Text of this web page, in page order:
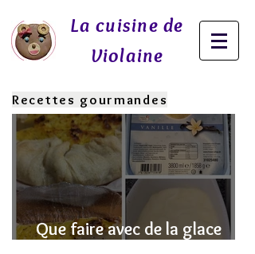
La cuisine de
Violaine
Recettes gourmandes
Que faire avec de la glace